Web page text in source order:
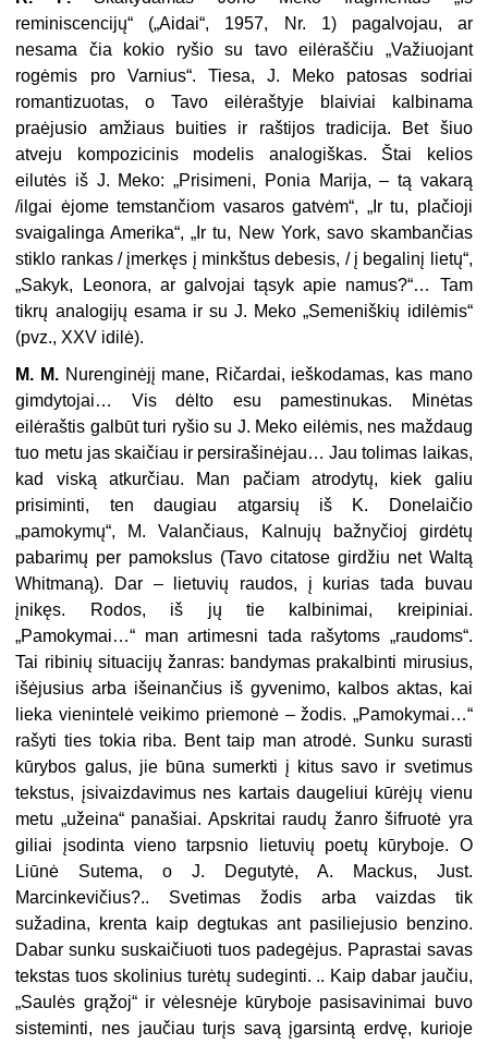
reminiscencijų“ („Aidai“, 1957, Nr. 1) pagalvojau, ar
nesama čia kokio ryšio su tavo eilėraščiu „Važiuo­jant
rogėmis pro Varnius“. Tiesa, J. Meko patosas sodriai
romantizuotas, o Tavo eilėraštyje blaiviai kalbinama
praėjusio amžiaus buities ir raštijos tradicija. Bet šiuo
atveju kompozicinis modelis analogiškas. Štai kelios
eilutės iš J. Meko: „Prisimeni, Ponia Marija, – tą vakarą
/ilgai ėjome temstančiom vasaros gatvėm“, „Ir tu, plačioji
svaigalinga Amerika“, „Ir tu, New York, savo skambančias
stiklo rankas / įmerkęs į minkštus debesis, / į begalinį lietų“,
„Sakyk, Leonora, ar gal­vojai tąsyk apie namus?“… Tam
tikrų analogijų esama ir su J. Meko „Semeniškių idilėmis“
(pvz., XXV idilė).
M. M. Nurenginėjį mane, Ričardai, ieškodamas, kas mano
gimdytojai… Vis dėlto esu pamestinukas. Minėtas
eilėraštis galbūt turi ryšio su J. Meko ei­lėmis, nes maždaug
tuo metu jas skaičiau ir persirašinėjau… Jau tolimas laikas,
kad viską atkurčiau. Man pačiam atrodytų, kiek galiu
prisiminti, ten daugiau atgarsių iš K. Donelaičio
„pamokymų“, M. Valančiaus, Kalnujų bažnyčioj girdė­tų
pabarimų per pamokslus (Tavo citatose girdžiu net Waltą
Whitmaną). Dar – lietuvių raudos, į kurias tada buvau
įnikęs. Rodos, iš jų tie kalbinimai, kreipi­niai.
„Pamokymai…“ man artimesni tada rašytoms „raudoms“.
Tai ribinių situa­cijų žanras: bandymas prakalbinti mirusius,
išėjusius arba išeinančius iš gyveni­mo, kalbos aktas, kai
lieka vienintelė veikimo priemonė – žodis. „Pamoky­mai…“
rašyti ties tokia riba. Bent taip man atrodė. Sunku surasti
kūrybos ga­lus, jie būna sumerkti į kitus savo ir svetimus
tekstus, įsivaizdavimus nes kar­tais daugeliui kūrėjų vienu
metu „užeina“ panašiai. Apskritai raudų žanro šifruotė yra
giliai įsodinta vieno tarpsnio lietuvių poetų kūryboje. O
Liūnė Sute­ma, o J. Degutytė, A. Mackus, Just.
Marcinkevičius?.. Svetimas žodis arba vaiz­das tik
sužadina, krenta kaip degtukas ant pasiliejusio benzino.
Dabar sunku suskaičiuoti tuos padegėjus. Paprastai savas
tekstas tuos skolinius turėtų sude­ginti. .. Kaip dabar jaučiu,
„Saulės grąžoj“ ir vėlesnėje kūryboje pasisavinimai buvo
sisteminti, nes jaučiau turįs savą įgarsintą erdvę, kurioje